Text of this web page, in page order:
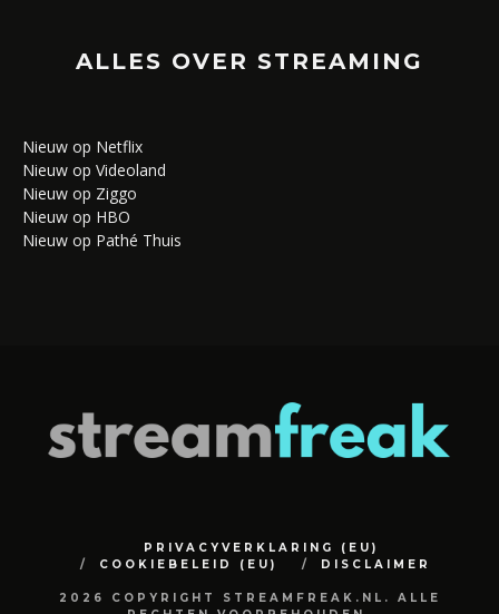
ALLES OVER STREAMING
Nieuw op Netflix
Nieuw op Videoland
Nieuw op Ziggo
Nieuw op HBO
Nieuw op Pathé Thuis
PRIVACYVERKLARING (EU)
COOKIEBELEID (EU)
DISCLAIMER
2026 COPYRIGHT STREAMFREAK.NL. ALLE